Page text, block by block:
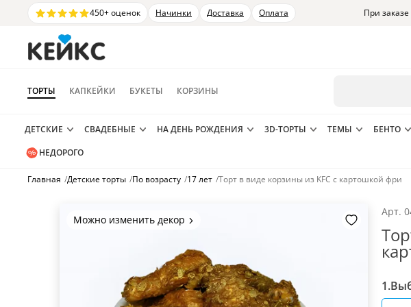
450+ оценок Начинки Доставка Оплата При
ТОРТЫ КАПКЕЙКИ БУКЕТЫ КОРЗИНЫ
ДЕТСКИЕ СВАДЕБНЫЕ НА ДЕНЬ РОЖДЕНИЯ 3D-ТОРТЫ ТЕМЫ БЕНТО
НЕДОРОГО
Главная /Детские торты /По возрасту /17 лет /Торт в виде корзины из KFC с картошкой фри
Можно изменить декор
Арт.
1.